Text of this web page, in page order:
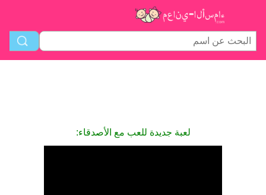
لعبة جديدة للعب مع الأصدقاء: